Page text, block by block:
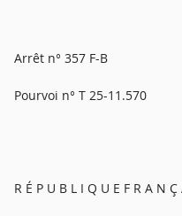
Arrêt n° 357 F-B
Pourvoi n° T 25-11.570
R É P U B L I Q U E F R A N Ç